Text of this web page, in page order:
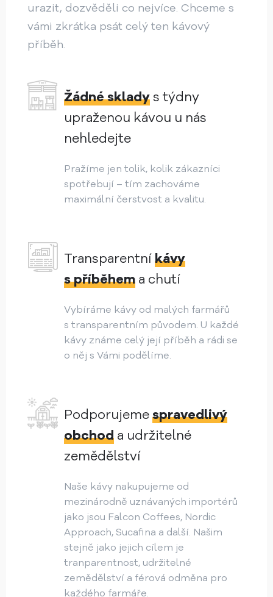
urazit, dozvěděli co nejvíce. Chceme s
vámi zkrátka psát celý ten kávový
příběh.
Žádné skladys týdny
upraženou kávou u nás
nehledejte
Pražíme jen tolik, kolik zákazníci
spotřebují – tím zachováme
maximální čerstvost a kvalitu.
Transparentníkávy
s příběhem a chutí
Vybíráme kávy od malých farmářů
s transparentním původem. U každé
kávy známe celý její příběh a rádi se
o něj s Vámi podělíme.
Podporujemespravedlivý
obchod a udržitelné
zemědělství
Naše kávy nakupujeme od
mezinárodně uznávaných importérů
jako jsou Falcon Coffees, Nordic
Approach, Sucafina a další. Našim
stejně jako jejich cílem je
tranparentnost, udržitelné
zemědělství a férová odměna pro
každého farmáře.